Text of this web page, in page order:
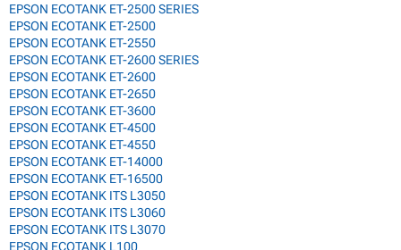
EPSON ECOTANK ET-2500 SERIES
EPSON ECOTANK ET-2500
EPSON ECOTANK ET-2550
EPSON ECOTANK ET-2600 SERIES
EPSON ECOTANK ET-2600
EPSON ECOTANK ET-2650
EPSON ECOTANK ET-3600
EPSON ECOTANK ET-4500
EPSON ECOTANK ET-4550
EPSON ECOTANK ET-14000
EPSON ECOTANK ET-16500
EPSON ECOTANK ITS L3050
EPSON ECOTANK ITS L3060
EPSON ECOTANK ITS L3070
EPSON ECOTANK L100